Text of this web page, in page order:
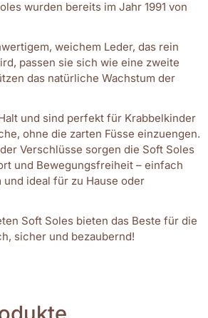
wurden bereits im Jahr 1991 von
weichem Leder, das rein
passen sie sich wie eine zweite
das natürliche Wachstum der
und sind perfekt für Krabbelkinder
ohne die zarten Füsse einzuengen.
Verschlüsse sorgen die Soft Soles
und Bewegungsfreiheit – einfach
und ideal für zu Hause oder
Soft Soles bieten das Beste für die
sicher und bezaubernd!